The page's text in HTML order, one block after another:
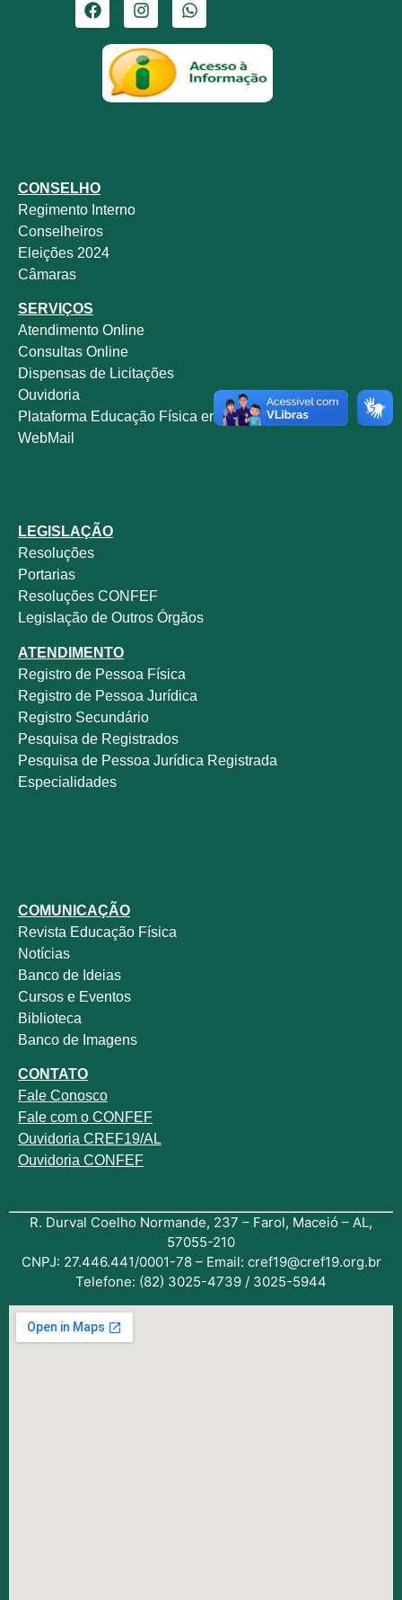
CONSELHO
Regimento Interno
Conselheiros
Eleições 2024
Câmaras
SERVIÇOS
Atendimento Online
Consultas Online
Dispensas de Licitações
Ouvidoria
Plataforma Educação Física em Dados
WebMail
LEGISLAÇÃO
Resoluções
Portarias
Resoluções CONFEF
Legislação de Outros Órgãos
ATENDIMENTO
Registro de Pessoa Física
Registro de Pessoa Jurídica
Registro Secundário
Pesquisa de Registrados
Pesquisa de Pessoa Jurídica Registrada
Especialidades
COMUNICAÇÃO
Revista Educação Física
Notícias
Banco de Ideias
Cursos e Eventos
Biblioteca
Banco de Imagens
CONTATO
Fale Conosco
Fale com o CONFEF
Ouvidoria CREF19/AL
Ouvidoria CONFEF
R. Durval Coelho Normande, 237 – Farol, Maceió – AL,
57055-210
CNPJ: 27.446.441/0001-78 – Email: cref19@cref19.org.br
Telefone: (82) 3025-4739 / 3025-5944